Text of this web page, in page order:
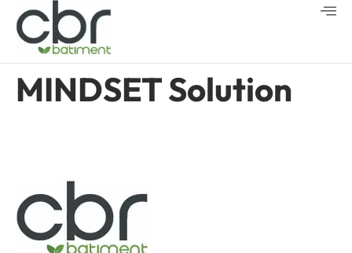
MINDSET Solution